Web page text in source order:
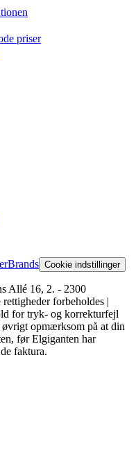
priser
Brands Cookie indstillinger
Allé 16, 2. - 2300
forbeholdes |
for tryk- og korrekturfejl
opmærksom på at din
før Elgiganten har
faktura.